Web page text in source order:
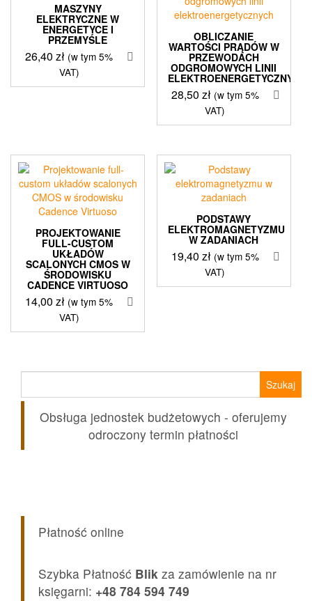
MASZYNY
ELEKTRYCZNE W
ENERGETYCE I
PRZEMYŚLE
26,40zł (w tym 5%
VAT)
OBLICZANIE
WARTOŚCI PRĄDÓW W
PRZEWODACH
ODGROMOWYCH LINII
ELEKTROENERGETYCZNYCH
28,50 zł (w tym 5%
VAT)
PROJEKTOWANIE
FULL-CUSTOM
UKŁADÓW
SCALONYCH CMOS W
ŚRODOWISKU
CADENCE VIRTUOSO
14,00zł (w tym 5%
VAT)
PODSTAWY
ELEKTROMAGNETYZMU
W ZADANIACH
19,40 zł (w tym 5%
VAT)
Obsługa jednostek budżetowych - oferujemy
odroczony termin płatności
Płatność online
Szybka Płatność Blik za zamówienie na nr
księgarni: +48 784 594 749